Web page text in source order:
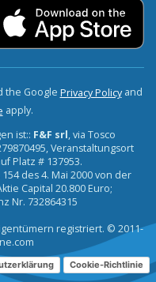
the Google Privacy Policyand
apply.
ist:: F&F srl, via Tosco
Veranstaltungsort
Platz # 137953.
des 4. Mai 2000 von der
Capital 20.800 Euro;
Nr. 732864315
registriert. © 2011-
Cookie-Richtlinie